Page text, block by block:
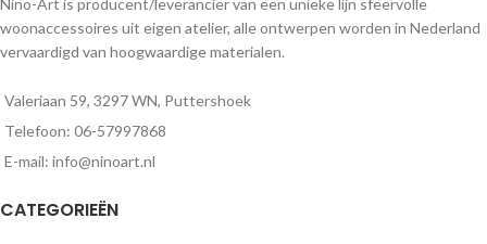
Nino-Art is producent/leverancier van een unieke lijn sfeervolle
woonaccessoires uit eigen atelier, alle ontwerpen worden in Nederland
vervaardigd van hoogwaardige materialen.
Valeriaan 59, 3297 WN, Puttershoek
Telefoon: 06-57997868
E-mail: info@ninoart.nl
CATEGORIEËN